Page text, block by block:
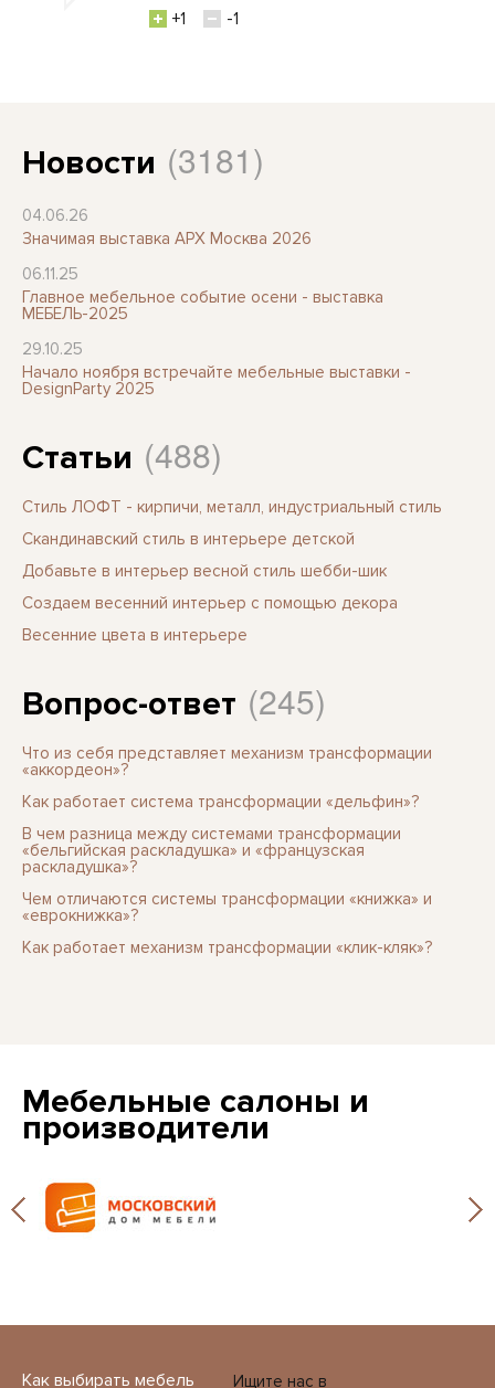
+1 -1
Новости (3181)
04.06.26
Значимая выставка АРХ Москва 2026
06.11.25
Главное мебельное событие осени - выставка
МЕБЕЛЬ-2025
29.10.25
Начало ноября встречайте мебельные выставки -
DesignParty 2025
Статьи (488)
Стиль ЛОФТ - кирпичи, металл, индустриальный стиль
Скандинавский стиль в интерьере детской
Добавьте в интерьер весной стиль шебби-шик
Создаем весенний интерьер с помощью декора
Весенние цвета в интерьере
Вопрос-ответ (245)
Что из себя представляет механизм трансформации
«аккордеон»?
Как работает система трансформации «дельфин»?
В чем разница между системами трансформации
«бельгийская раскладушка» и «французская
раскладушка»?
Чем отличаются системы трансформации «книжка» и
«еврокнижка»?
Как работает механизм трансформации «клик-кляк»?
Мебельные салоны и
производители
Как выбирать мебель Ищите нас в